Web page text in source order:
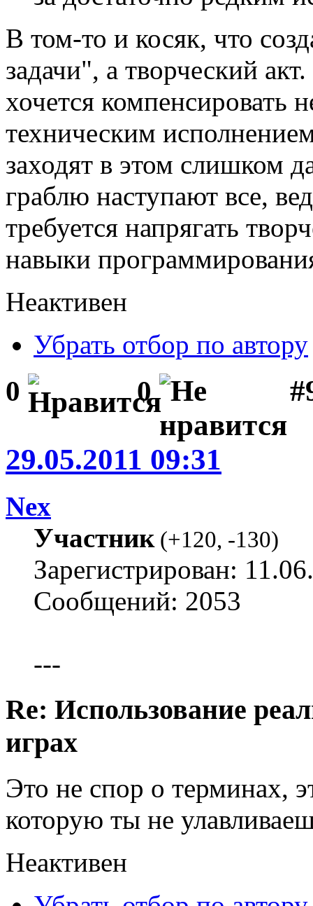
В том-то и косяк, что
задачи", а творческий
хочется компенсировать
техническим
заходят в этом слишком
граблю наступают все,
требуется напрягать
навыки
Неактивен
Убрать отбор по автору
0 0
29.05.2011 09:31
Nex
Участник(+120, -130)
Зарегистрирован:
Сообщений: 2053
---
Re: Использование
играх
Это не спор о терминах,
которую ты не
Неактивен